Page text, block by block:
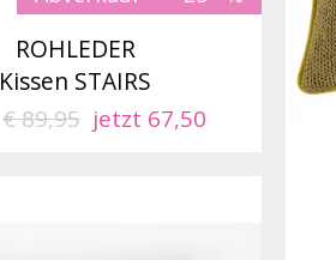
ROHLEDER
Kissen STAIRS
€ 89,95 jetzt 67,50